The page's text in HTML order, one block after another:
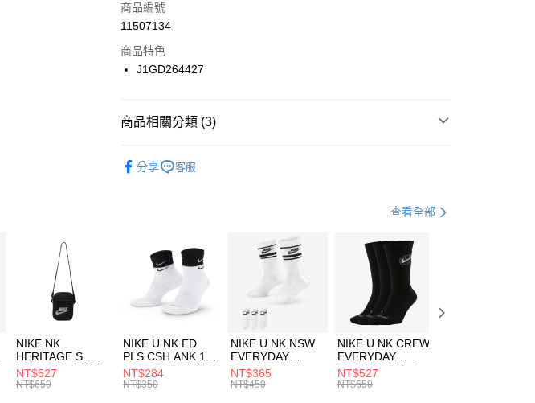
合作金庫商業銀行
華南商業銀行
上海商業儲蓄銀行
國泰世華商業銀行
聯邦商業銀行
台新國際商業銀行
LINE Pay
Apple Pay
【關於「AFTEE先享後付」】
３．安心：先確認商品／服務後，再付款。
【「AFTEE先享後付」結帳流程】
１．於結帳方式選擇「AFTEE先享後付」後，將跳轉至「AFTEE先享後
付」結帳頁面，進行簡訊認證並確認金額後，即可完成結帳。
２．訂單成立數日內，您將收到繳費通知簡訊。
３．收到繳費通知簡訊後14天內，點擊此簡訊中的連結，可透過四大超商
／ATM／網路銀行／等多元方式進行付款，方視為交易完成。
※ 請注意：結帳手續完成當下不需立刻繳費，但若您需要取消訂單，請聯
絡購買商品的店家。未經商家同意取消之訂單仍視為有效，需透過AFTEE
先享後付繳納相關費用。
每筆NT$100，滿NT$1,500(含以上)免運費
每筆NT$100，滿NT$1,500(含以上)免運費
付款後門市自取
每筆NT$100，滿NT$1,500(含以上)免運費
商品編號
11507134
商品特色
J1GD264427
商品相關分類 (3)
分享 客服
查看全部
NIKE NK
HERITAGE S
SMIT 男女 側背包
BA5871010
NT$527
NT$650
NIKE U NK ED
PLS CSH ANK 1P
144 DBL 男 中統
襪 DH4058104
NT$284
NT$350
NIKE U NK NSW
EVERYDAY
ESSENTIAL CR
男女 短統襪
NT$365
NT$450
NIKE U NK CREW
EVERYDAY
BBALL 3PR 男女
長統襪
NT$527
NT$650